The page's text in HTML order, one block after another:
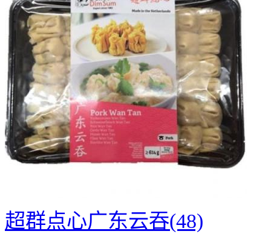
超群点心广东云吞(48)